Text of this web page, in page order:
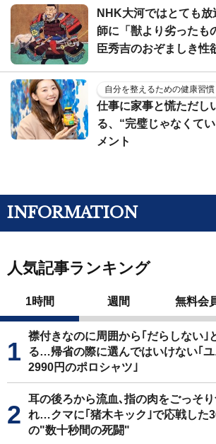
NHK大河ではとても
師に「獣より劣ったも
臣秀吉のおぞましき性
自分を整えるための健康習慣
仕事に家事と慌ただし
る、“完璧じゃなくて
メント
INFORMATION
人気記事ランキング
1時間 週間 無料会
襟付きなのに周囲から｢だらしない｣
る…帰省の際に選んではいけない｢
2990円のポロシャツ｣
耳の後ろから流血､指の肉をごっそ
れ…クマに｢猪木キック｣で応戦した
の"数十秒間の死闘"